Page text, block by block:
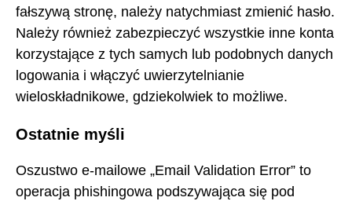
fałszywą stronę, należy natychmiast zmienić hasło.
Należy również zabezpieczyć wszystkie inne konta
korzystające z tych samych lub podobnych danych
logowania i włączyć uwierzytelnianie
wieloskładnikowe, gdziekolwiek to możliwe.
Ostatnie myśli
Oszustwo e-mailowe „Email Validation Error” to
operacja phishingowa podszywająca się pod